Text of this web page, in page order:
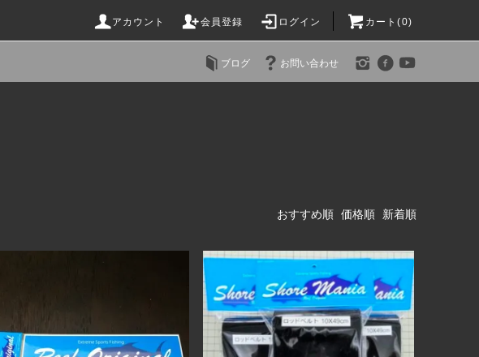
アカウント 会員登録 ログイン カート(0)
ブログ お問い合わせ
おすすめ順 価格順 新着順